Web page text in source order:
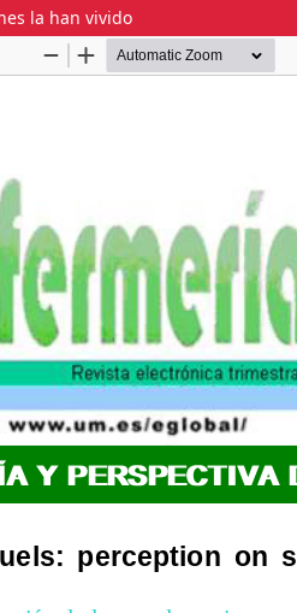
la han vivido